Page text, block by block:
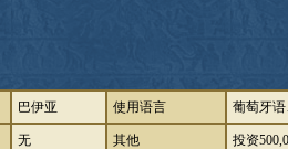
巴伊亚 使用语言 葡萄牙
无 其他 投资